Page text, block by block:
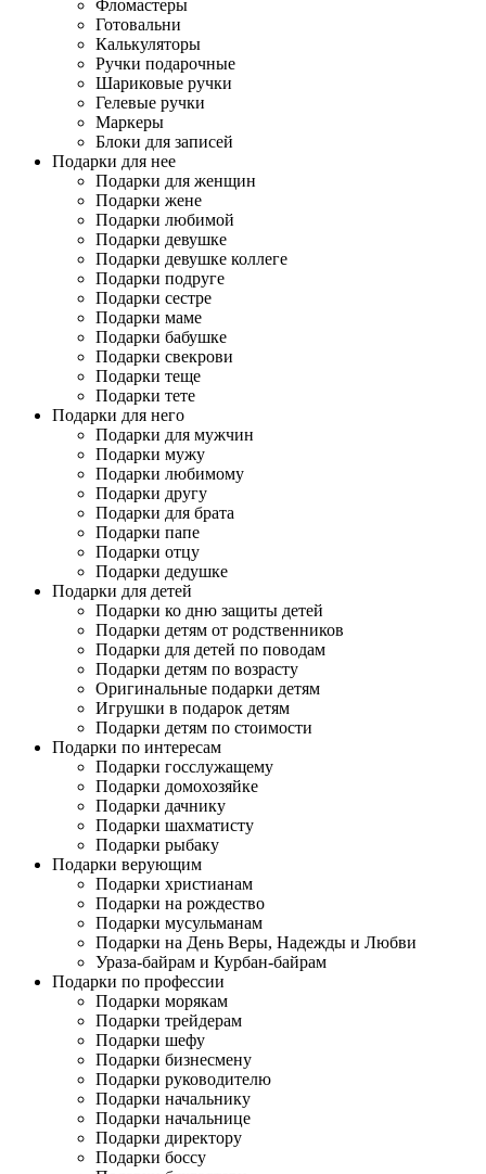
Фломастеры
Готовальни
Калькуляторы
Ручки подарочные
Шариковые ручки
Гелевые ручки
Маркеры
Блоки для записей
Подарки для нее
Подарки для женщин
Подарки жене
Подарки любимой
Подарки девушке
Подарки девушке коллеге
Подарки подруге
Подарки сестре
Подарки маме
Подарки бабушке
Подарки свекрови
Подарки теще
Подарки тете
Подарки для него
Подарки для мужчин
Подарки мужу
Подарки любимому
Подарки другу
Подарки для брата
Подарки папе
Подарки отцу
Подарки дедушке
Подарки для детей
Подарки ко дню защиты детей
Подарки детям от родственников
Подарки для детей по поводам
Подарки детям по возрасту
Оригинальные подарки детям
Игрушки в подарок детям
Подарки детям по стоимости
Подарки по интересам
Подарки госслужащему
Подарки домохозяйке
Подарки дачнику
Подарки шахматисту
Подарки рыбаку
Подарки верующим
Подарки христианам
Подарки на рождество
Подарки мусульманам
Подарки на День Веры, Надежды и Любви
Ураза-байрам и Курбан-байрам
Подарки по профессии
Подарки морякам
Подарки трейдерам
Подарки шефу
Подарки бизнесмену
Подарки руководителю
Подарки начальнику
Подарки начальнице
Подарки директору
Подарки боссу